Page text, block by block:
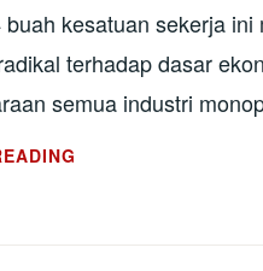
kesatuan sekerja
terhadap dasar
semua industri